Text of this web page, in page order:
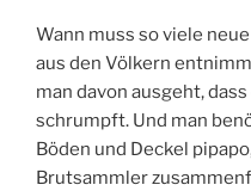
Wann muss so viele
aus den Völkern
man davon ausgeht,
schrumpft. Und man
Böden und Deckel
Brutsammler